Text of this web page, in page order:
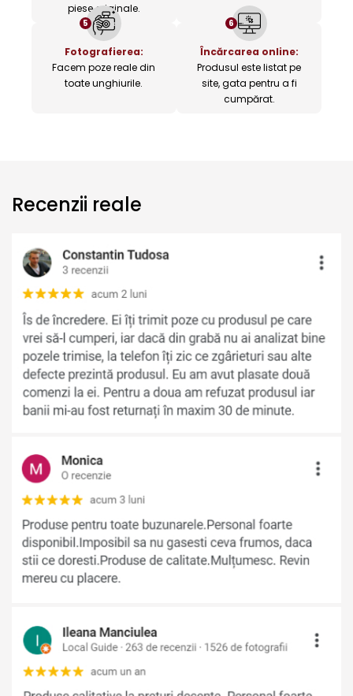
piese originale.
5
Fotografierea:
Facem poze reale din
toate unghiurile.
6
Încărcarea online:
Produsul este listat pe
site, gata pentru a fi
cumpărat.
Recenzii reale